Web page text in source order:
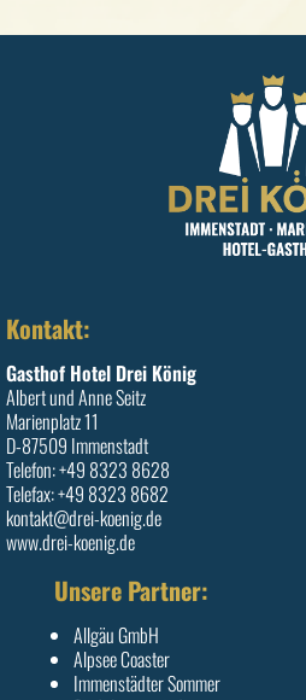
Kontakt:
Gasthof Hotel Drei König
Albert und Anne Seitz
Marienplatz 11
D-87509 Immenstadt
Telefon: +49 8323 8628
Telefax: +49 8323 8682
kontakt@drei-koenig.de
www.drei-koenig.de
Unsere Partner:
Allgäu GmbH
Alpsee Coaster
Immenstädter Sommer